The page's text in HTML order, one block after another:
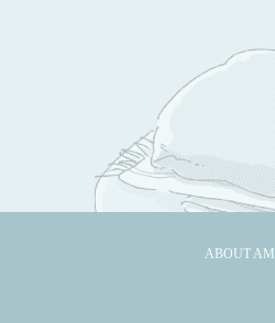
ABOUT AM